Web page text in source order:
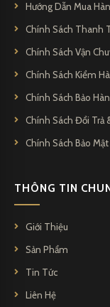
Hướng Dẫn Mua
Chính Sách Thanh
Chính Sách Vận
Chính Sách Kiểm
Chính Sách Bảo
Chính Sách Đổi Trả
Chính Sách Bảo Mật
THÔNG TIN
Giới Thiệu
Sản Phẩm
Tin Tức
Liên Hệ